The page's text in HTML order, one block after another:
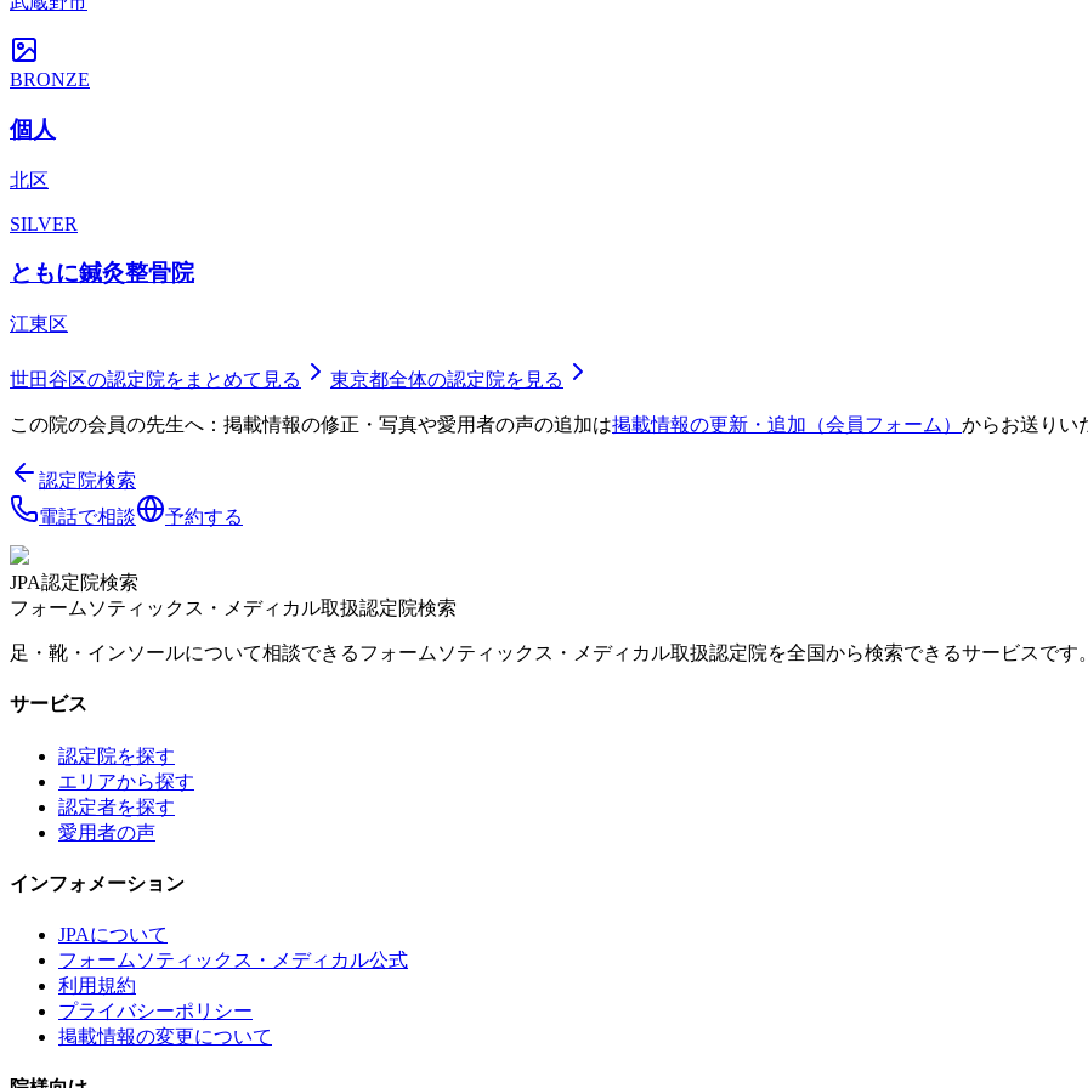
BRONZE
個人
北区
SILVER
ともに鍼灸整骨院
江東区
世田谷区の認定院をまとめて見る 東京都全体の認定院を見る
この院の会員の先生へ：掲載情報の修正・写真や愛用者の声の追加は掲載情報の更新・追加（会員フォーム） からお送りい
認定院検索
電話で相談
予約する
JPA認定院検索
フォームソティックス・メディカル取扱認定院検索
足・靴・インソールについて相談できるフォームソティックス・メディカル取扱認定院を全国から検索できるサービスです。
サービス
認定院を探す
エリアから探す
認定者を探す
愛用者の声
インフォメーション
JPAについて
フォームソティックス・メディカル公式
利用規約
プライバシーポリシー
掲載情報の変更について